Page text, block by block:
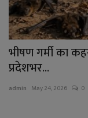
भीषण गर्मी का
प्रदेशभर...
admin May 24, 2026 0